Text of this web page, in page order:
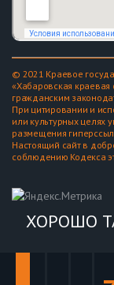
© 2021 Краевое
«Хабаровская
гражданским
При цитировании и
или культурных целях
размещения
Настоящий сайт в
соблюдению Кодекса
ХОРОШО